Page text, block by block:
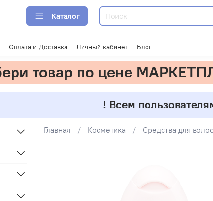
Каталог
Оплата и Доставка Личный кабинет Блог
товар по цене
! Всем
Главная Косметика Средства для волос